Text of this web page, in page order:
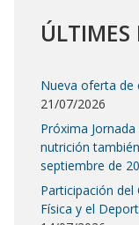
ÚLTIMES
Nueva oferta de
21/07/2026
Próxima
nutrición
septiembre de
Participación del
Física y el